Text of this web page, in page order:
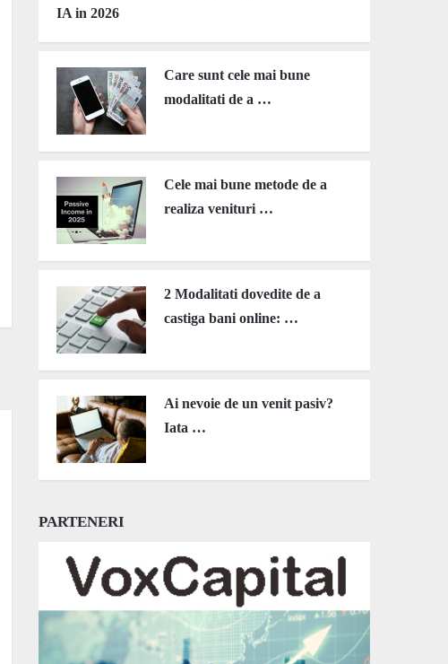
IA in 2026
Care sunt cele mai bune
modalitati de a …
Cele mai bune metode de a
realiza venituri …
2 Modalitati dovedite de a
castiga bani online: …
Ai nevoie de un venit pasiv?
Iata …
PARTENERI